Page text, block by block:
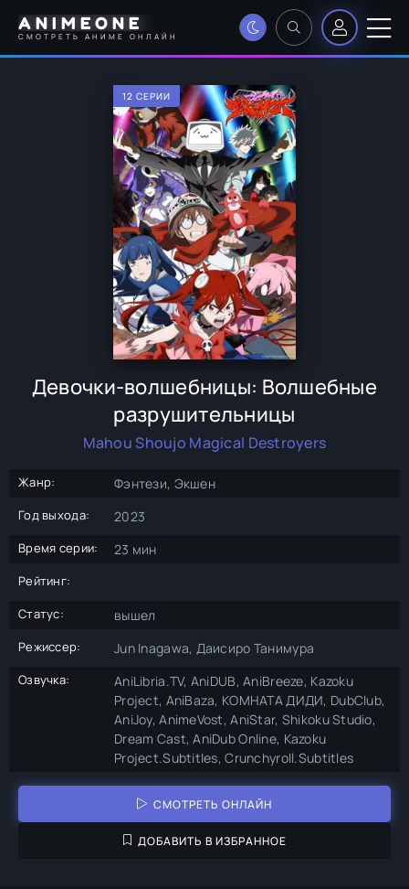
ANIMEONE
СМОТРЕТЬ АНИМЕ ОНЛАЙН
12 СЕРИИ
Девочки-волшебницы: Волшебные
разрушительницы
Mahou Shoujo Magical Destroyers
Жанр: Фэнтези, Экшен
Год выхода: 2023
Время серии: 23 мин
Рейтинг:
Статус:
вышел
Режиссер: Jun Inagawa, Даисиро Танимура
Озвучка:
AniLibria.TV, AniDUB, AniBreeze, Kazoku
Project, AniBaza, КОМНАТА ДИДИ, DubClub,
AniJoy, AnimeVost, AniStar, Shikoku Studio,
Dream Cast, AniDub Online, Kazoku
Project.Subtitles, Crunchyroll.Subtitles
СМОТРЕТЬ ОНЛАЙН
ДОБАВИТЬ В ИЗБРАННОЕ